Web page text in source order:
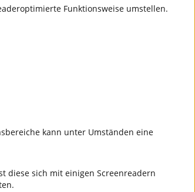
Funktionsweise umstellen.
kann unter Umständen eine
diese sich mit einigen Screenreadern